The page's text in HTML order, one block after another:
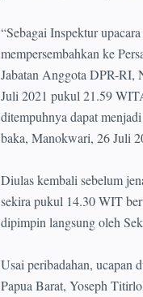
“Sebagai Inspektur
mempersembahkan ke
Jabatan Anggota DPR-RI,
Juli 2021 pukul 21.59
ditempuhnya dapat
baka, Manokwari, 26 Juli
Diulas kembali sebelum
sekira pukul 14.30 WIT
dipimpin langsung oleh
Usai peribadahan, ucapan
Papua Barat, Yoseph